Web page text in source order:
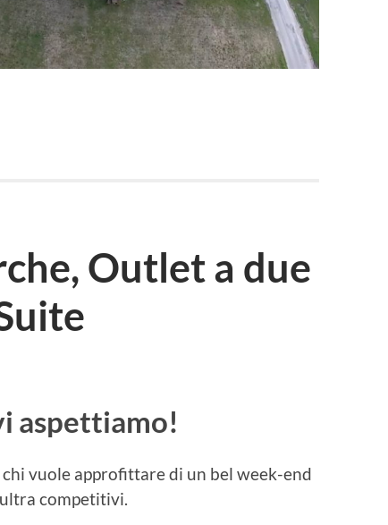
Outlet a due
aspettiamo!
vuole approfittare di un bel week-end
competitivi.